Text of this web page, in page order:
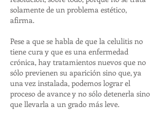
solamente de un problema estético,
afirma.
Pese a que se habla de que la celulitis no
tiene cura y que es una enfermedad
crónica, hay tratamientos nuevos que no
sólo previenen su aparición sino que, ya
una vez instalada, podemos lograr el
proceso de avance y no sólo detenerla sino
que llevarla a un grado más leve.